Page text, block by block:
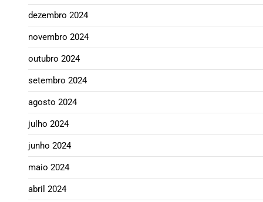
dezembro 2024
novembro 2024
outubro 2024
setembro 2024
agosto 2024
julho 2024
junho 2024
maio 2024
abril 2024